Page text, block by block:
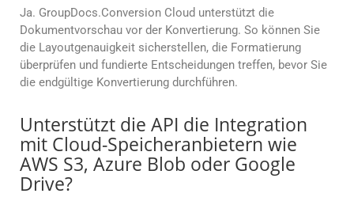
Ja. GroupDocs.Conversion Cloud unterstützt die
Dokumentvorschau vor der Konvertierung. So können Sie
die Layoutgenauigkeit sicherstellen, die Formatierung
überprüfen und fundierte Entscheidungen treffen, bevor Sie
die endgültige Konvertierung durchführen.
Unterstützt die API die Integration
mit Cloud-Speicheranbietern wie
AWS S3, Azure Blob oder Google
Drive?